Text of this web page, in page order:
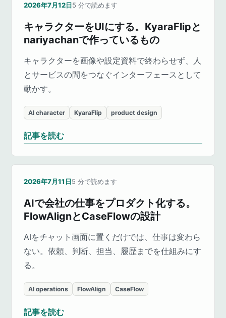
2026年7月12日5 分で読めます
キャラクターをUIにする。KyaraFlipと
nariyachanで作っているもの
キャラクターを画像や設定資料で終わらせず、人
とサービスの間をつなぐインターフェースとして
動かす。
AI character KyaraFlip product design
記事を読む
2026年7月11日5 分で読めます
AIで会社の仕事をプロダクト化する。
FlowAlignとCaseFlowの設計
AIをチャット画面に置くだけでは、仕事は変わら
ない。依頼、判断、担当、履歴までを仕組みにす
る。
AI operations FlowAlign CaseFlow
記事を読む